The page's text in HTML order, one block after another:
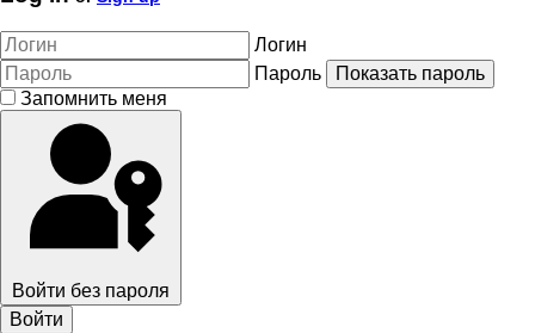
Логин
Пароль
Показать пароль
Запомнить меня
Войти без пароля
Войти